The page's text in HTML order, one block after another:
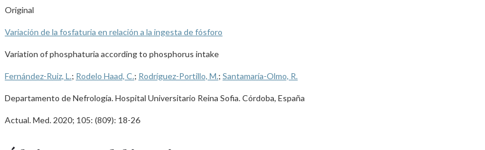
Original
Variación de la fosfaturia en relación a la ingesta de fósforo
Variation of phosphaturia according to phosphorus intake
Fernández-Ruiz, L.; Rodelo Haad, C.; Rodríguez-Portillo, M.; Santamaría-Olmo, R.
Departamento de Nefrología. Hospital Universitario Reina Sofia. Córdoba, España
Actual. Med. 2020; 105: (809): 18-26